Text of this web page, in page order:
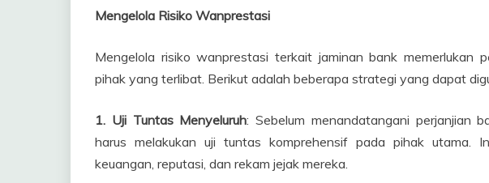
Mengelola Risiko Wanprestasi
Mengelola risiko wanprestasi terkait jaminan bank memerlukan
pihak yang terlibat. Berikut adalah beberapa strategi yang dapat
1. Uji Tuntas Menyeluruh: Sebelum menandatangani perjanjian
harus melakukan uji tuntas komprehensif pada pihak utama.
keuangan, reputasi, dan rekam jejak mereka.